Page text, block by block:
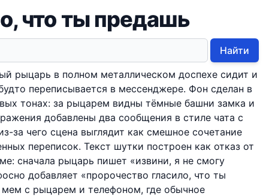
что ты предашь
Найти
рыцарь в полном металлическом доспехе сидит и
переписывается в мессенджере. Фон сделан в
тонах: за рыцарем видны тёмные башни замка и
добавлены два сообщения в стиле чата с
за чего сцена выглядит как смешное сочетание
переписок. Текст шутки построен как отказ от
сначала рыцарь пишет «извини, я не смогу
добавляет «пророчество гласило, что ты
с рыцарем и телефоном, где обычное